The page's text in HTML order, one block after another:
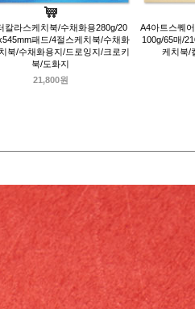
칼라스케치북/수채화용280g/20
패드/4절스케치북/수채화
북/수채화용지/드로잉지/크로키
북/도화지
21,800원
A4아트스퀘
100g/65매/
케치북/